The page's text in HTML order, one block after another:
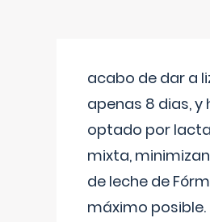
acabo de dar a
apenas 8 dias, y
optado por
mixta,
de leche de
máximo posible.